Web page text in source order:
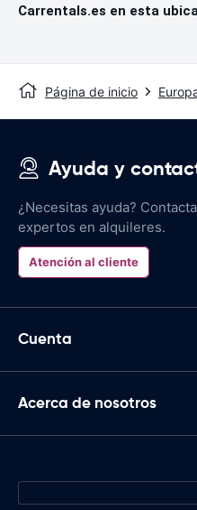
Carrentals.es en esta
Página de inicio
Ayuda y
¿Necesitas ayuda?
expertos en alquileres.
Atención al cliente
Cuenta
Acerca de nosotros